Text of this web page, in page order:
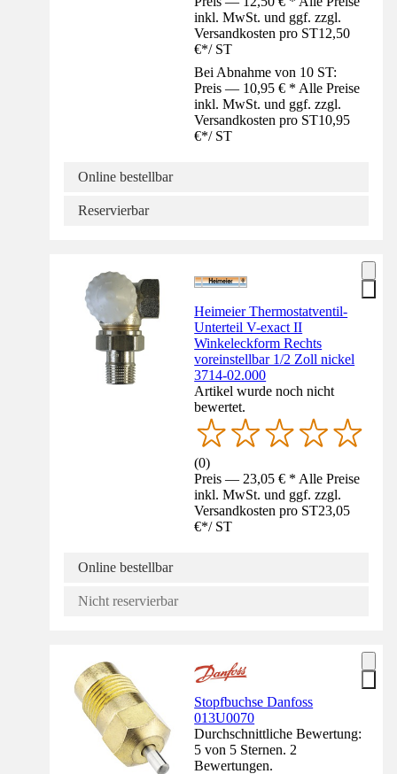
inkl. MwSt. und ggf. zzgl.
Versandkosten pro ST12,50
€*/ ST
Bei Abnahme von 10 ST:
Preis — 10,95 € * Alle Preise
inkl. MwSt. und ggf. zzgl.
Versandkosten pro ST10,95
€*/ ST
Online bestellbar
Reservierbar
Heimeier Thermostatventil-
Unterteil V-exact II
Winkeleckform Rechts
voreinstellbar 1/2 Zoll nickel
3714-02.000
Artikel wurde noch nicht
bewertet.
(0)
Preis — 23,05 € * Alle Preise
inkl. MwSt. und ggf. zzgl.
Versandkosten pro ST23,05
€*/ ST
Online bestellbar
Nicht reservierbar
Stopfbuchse Danfoss
013U0070
Durchschnittliche Bewertung:
5 von 5 Sternen. 2
Bewertungen.